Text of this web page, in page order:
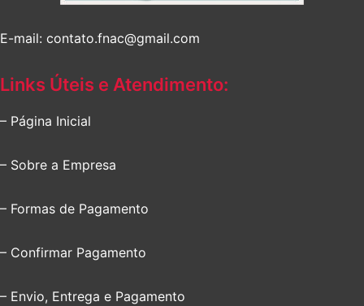
E-mail: contato.fnac@gmail.com
Links Úteis e Atendimento:
– Página Inicial
– Sobre a Empresa
– Formas de Pagamento
– Confirmar Pagamento
– Envio, Entrega e Pagamento